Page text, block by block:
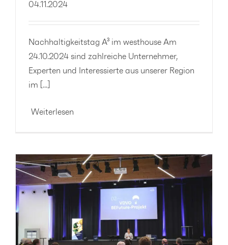
04.11.2024
Nachhaltigkeitstag A³ im westhouse Am
24.10.2024 sind zahlreiche Unternehmer,
Experten und Interessierte aus unserer Region
im [...]
Weiterlesen